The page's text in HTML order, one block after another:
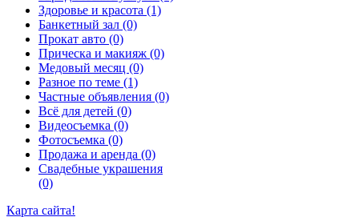
Здоровье и красота (1)
Банкетный зал (0)
Прокат авто (0)
Прическа и макияж (0)
Медовый месяц (0)
Разное по теме (1)
Частные объявления (0)
Всё для детей (0)
Видеосъемка (0)
Фотосъемка (0)
Продажа и аренда (0)
Свадебные украшения
(0)
Карта сайта!